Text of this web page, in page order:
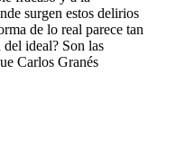
surgen estos delirios
de lo real parece tan
ideal? Son las
Carlos Granés